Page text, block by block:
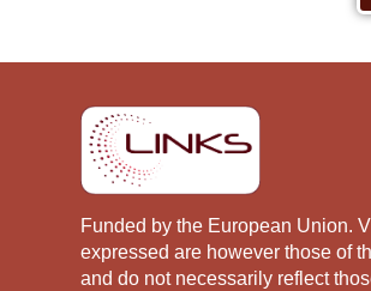
Funded by the European Union.
expressed are however those of
and do not necessarily reflect